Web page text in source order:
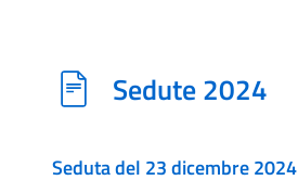
Sedute 2024
Seduta del 23 dicembre 2024